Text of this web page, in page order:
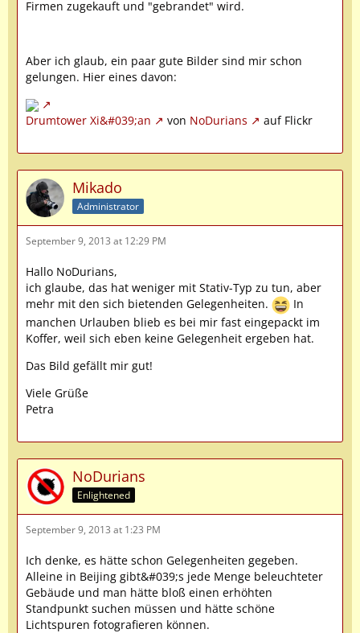
Firmen zugekauft und "gebrandet" wird.
Aber ich glaub, ein paar gute Bilder sind mir schon
gelungen. Hier eines davon:
Drumtower Xi&#039;an von NoDurians auf Flickr
Mikado
Administrator
September 9, 2013 at 12:29 PM
Hallo NoDurians,
ich glaube, das hat weniger mit Stativ-Typ zu tun, aber
mehr mit den sich bietenden Gelegenheiten.
In
manchen Urlauben blieb es bei mir fast eingepackt im
Koffer, weil sich eben keine Gelegenheit ergeben hat.
Das Bild gefällt mir gut!
Viele Grüße
Petra
NoDurians
Enlightened
September 9, 2013 at 1:23 PM
Ich denke, es hätte schon Gelegenheiten gegeben.
Alleine in Beijing gibt&#039;s jede Menge beleuchteter
Gebäude und man hätte bloß einen erhöhten
Standpunkt suchen müssen und hätte schöne
Lichtspuren fotografieren können.